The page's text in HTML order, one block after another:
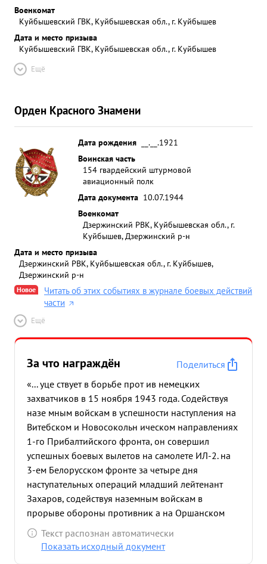
Военкомат
Куйбышевский ГВК, Куйбышевская обл., г. Куйбышев
Дата и место призыва
Куйбышевский ГВК, Куйбышевская обл., г. Куйбышев
Ещё
Орден Красного Знамени
Дата рождения
__.__.1921
Воинская часть
154 гвардейский штурмовой
авиационный полк
Дата документа 10.07.1944
Военкомат
Дзержинский РВК, Куйбышевская обл., г.
Куйбышев, Дзержинский р-н
Дата и место призыва
Дзержинский РВК, Куйбышевская обл., г. Куйбышев,
Дзержинский р-н
Новое
Читать об этих событиях в журнале боевых действий
части
Ещё
За что награждён
Поделиться
«... уце ствует в борьбе прот ив немецких
захватчиков в 15 ноября 1943 года. Содействуя
назе мным войскам в успешности наступления на
Витебском и Новосокольн ическом направлениях
1-го Прибалтийского фронта, он совершил
успешных боевых вылетов на самолете ИЛ-2. на
3-ем Белорусском фронте за четыре дня
наступательных операций младший лейтенант
Захаров, содействуя наземным войскам в
прорыве обороны противник а на Оршанском
направлении и в ликвидации окруженной
группировки противника южнее г. Витебск,
Текст распознан автоматически
Показать исходный документ